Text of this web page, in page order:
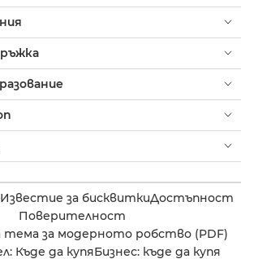
Известие за бисквиткиДостъпност
Поверителност
тема за модерното робство (PDF)
Къде да купяБизнес: къде да купя